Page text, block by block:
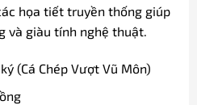
họa tiết truyền thống giúp
và giàu tính nghệ thuật.
(Cá Chép Vượt Vũ Môn)